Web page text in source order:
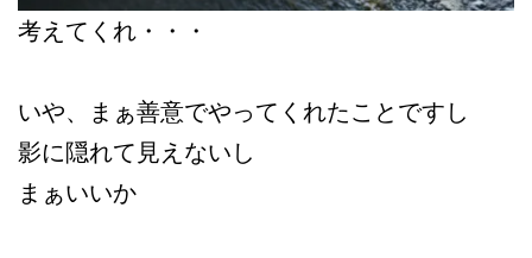
考えてくれ・・・
いや、まぁ善意でやってくれたことですし
影に隠れて見えないし
まぁいいか